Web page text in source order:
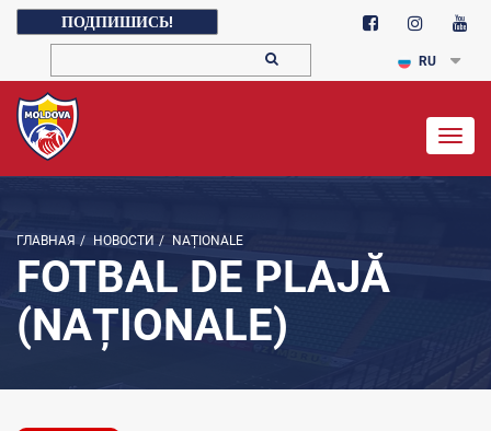
ПОДПИШИСЬ!
RU
ГЛАВНАЯ / НОВОСТИ / NAȚIONALE
FOTBAL DE PLAJĂ
(NAȚIONALE)